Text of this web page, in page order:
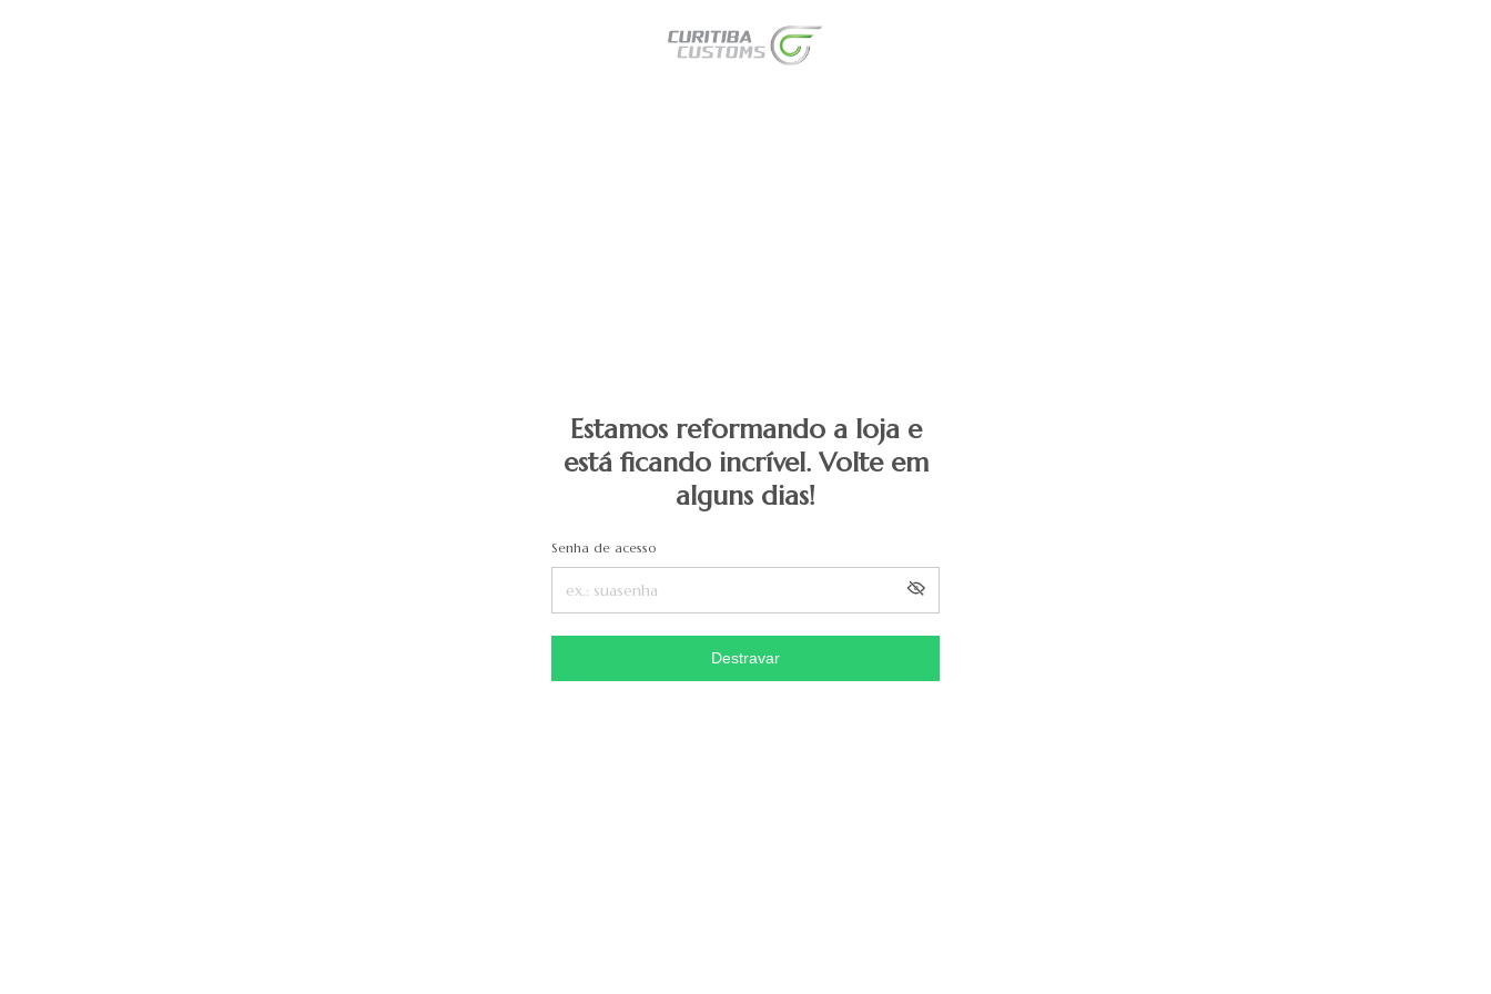
Estamos reformando a loja e
está ficando incrível. Volte em
alguns dias!
Senha de acesso
Destravar